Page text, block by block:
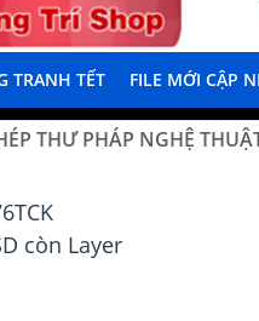
TRANH TẾT FILE MỚI CẬP
THƯ PHÁP NGHỆ
còn Layer